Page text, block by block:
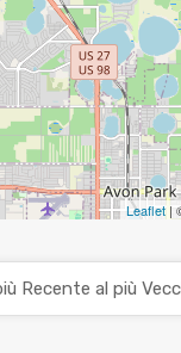
Leaflet|
Recente al più